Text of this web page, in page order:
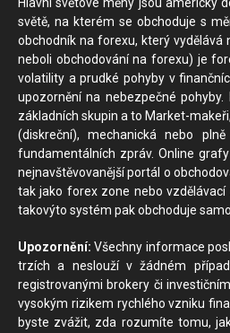
Hlavní světové měny jsou americký
světě, na kterém se obchoduje s
obchodník na forexu, který
neboli obchodování na forexu) je
volatility a prudké pohyby v
upozornění na nebezpečné
základních skupin a to Market-
(diskreční), mechanická nebo
fundamentálních zpráv. Online
nejnavštěvovanější portál o
tak jako forex zone nebo
takovýto systém pak obchoduje
Upozornění: Všechny informace
trzích a neslouží v žádném
registrovanými brokery či
vysokým rizikem rychlého vzniku
byste zvážit, zda rozumíte tomu,